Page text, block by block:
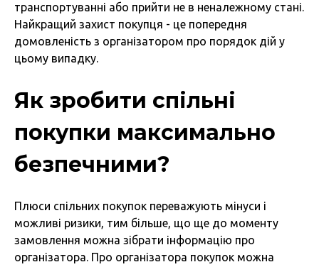
транспортуванні або прийти не в неналежному стані.
Найкращий захист покупця - це попередня
домовленість з організатором про порядок дій у
цьому випадку.
Як зробити спільні
покупки максимально
безпечними?
Плюси спільних покупок переважують мінуси і
можливі ризики, тим більше, що ще до моменту
замовлення можна зібрати інформацію про
організатора. Про організатора покупок можна